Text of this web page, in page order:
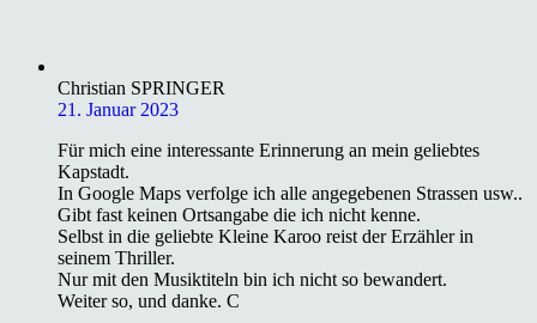
Christian SPRINGER
21. Januar 2023
Für mich eine interessante Erinnerung an mein geliebtes
Kapstadt.
In Google Maps verfolge ich alle angegebenen Strassen usw..
Gibt fast keinen Ortsangabe die ich nicht kenne.
Selbst in die geliebte Kleine Karoo reist der Erzähler in
seinem Thriller.
Nur mit den Musiktiteln bin ich nicht so bewandert.
Weiter so, und danke. C